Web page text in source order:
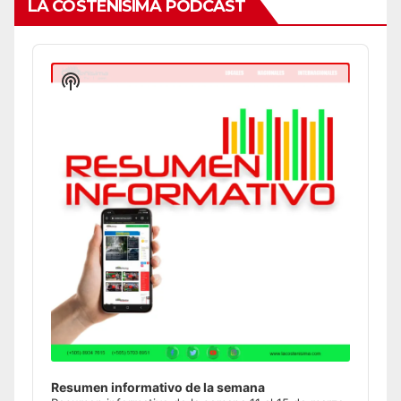
LA COSTEÑÍSIMA PODCAST
Audio
Player
Resumen informativo de la semana
Show